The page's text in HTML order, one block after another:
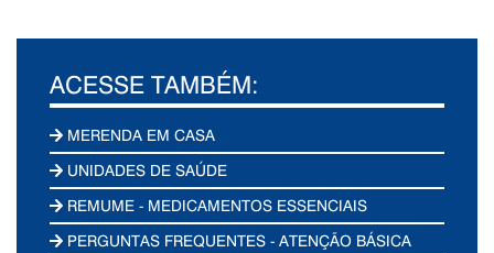
ACESSE TAMBÉM:
MERENDA EM CASA
UNIDADES DE SAÚDE
REMUME - MEDICAMENTOS ESSENCIAIS
PERGUNTAS FREQUENTES - ATENÇÃO BÁSICA